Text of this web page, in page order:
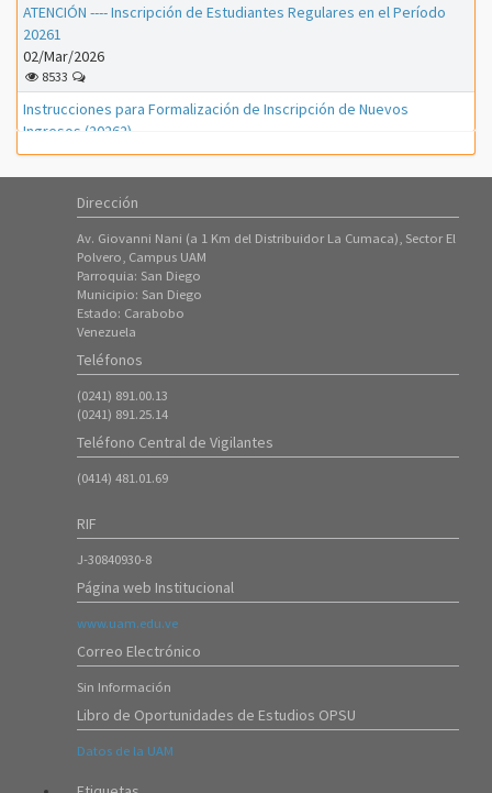
ATENCIÓN ---- Inscripción de Estudiantes Regulares en el Período
20261
02/Mar/2026
8533
Instrucciones para Formalización de Inscripción de Nuevos
Ingresos (20262)
01/Mar/2026
Instrucciones para Formalización de Inscripción de Nuevos
01/Feb/2026
Instrucciones para proceso de PreInscripción (Nuevos Ingresos
Período 20261)
ATENCIÓN ---- Inscripción de Estudiantes Regulares en el Período
08/Oct/2025
Ingresos (20253)
07/Oct/2025
Instrucciones para el proceso de Ingreso mediante Prueba de
Instrucciones para el proceso de Admisión 20253 (Curso
Introductorio)
16/Jul/2025
ATENCIÓN ---- Inscripción de Estudiantes Regulares en el Período
Dirección
Av. Giovanni Nani (a 1 Km del Distribuidor La Cumaca), Sector El
Polvero, Campus UAM
Parroquia: San Diego
Municipio: San Diego
Estado: Carabobo
Venezuela
Teléfonos
(0241) 891.00.13
(0241) 891.25.14
Teléfono Central de Vigilantes
(0414) 481.01.69
RIF
J-30840930-8
Página web Institucional
www.uam.edu.ve
Correo Electrónico
Sin Información
Libro de Oportunidades de Estudios OPSU
Datos de la UAM